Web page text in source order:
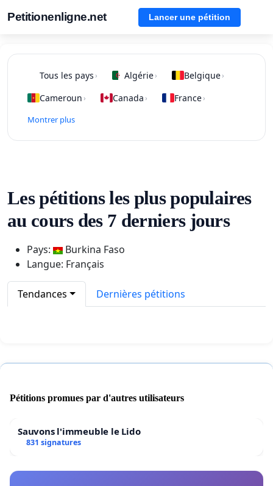
Petitionenligne.net Lancer une pétition
Tous les pays › Algérie› Belgique›
Cameroun › Canada › France›
Montrer plus
Les pétitions les plus populaires
au cours des 7 derniers jours
Pays:
Burkina Faso
Langue: Français
Tendances Dernières pétitions
Pétitions promues par d'autres utilisateurs
Sauvons l'immeuble le Lido
831 signatures